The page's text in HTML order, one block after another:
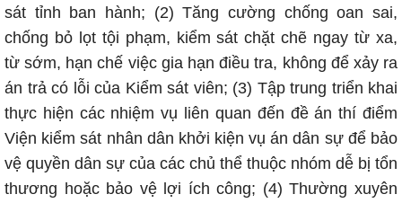
sát tỉnh ban hành; (2) Tăng cường chống oan sai,
chống bỏ lọt tội phạm, kiểm sát chặt chẽ ngay từ xa,
từ sớm, hạn chế việc gia hạn điều tra, không để xảy ra
án trả có lỗi của Kiểm sát viên; (3) Tập trung triển khai
thực hiện các nhiệm vụ liên quan đến đề án thí điểm
Viện kiểm sát nhân dân khởi kiện vụ án dân sự để bảo
vệ quyền dân sự của các chủ thể thuộc nhóm dễ bị tổn
thương hoặc bảo vệ lợi ích công; (4) Thường xuyên